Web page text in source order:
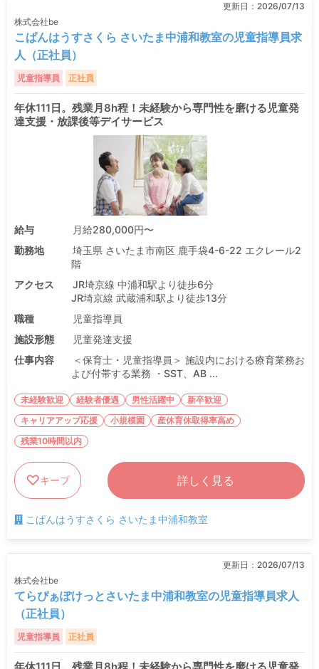
更新日： 2026/07/13
株式会社be
こぱんはうすさくら さいたま中浦和教室の児童指導員求
人（正社員）
児童指導員 正社員
年休111日。残業月8h程！未経験から専門性を磨ける児童発
達支援・放課後等デイサービス
給与
月給280,000円〜
勤務地
埼玉県 さいたま市南区 鹿手袋4-6-22 エクレール2
階
アクセス
JR埼京線 中浦和駅より徒歩6分
JR埼京線 武蔵浦和駅より徒歩13分
職種
児童指導員
施設形態
児童発達支援
仕事内容
＜保育士・児童指導員＞ 施設内における療育業務お
よび付帯する業務 ・SST、AB ...
未経験歓迎 経験者優遇 男性活躍中
新卒歓迎
キャリアアップ応援
小規模園
産休育休取得率高め
残業10時間以内
キープ 詳しく見る
こぱんはうすさくら さいたま中浦和教室
更新日： 2026/07/13
株式会社be
てらぴぁぽけっとさいたま中浦和教室の児童指導員求人
（正社員）
児童指導員 正社員